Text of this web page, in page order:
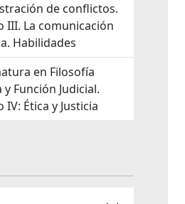
de conflictos.
III. La comunicación
Habilidades
en Filosofía
y Función Judicial.
IV: Ética y Justicia